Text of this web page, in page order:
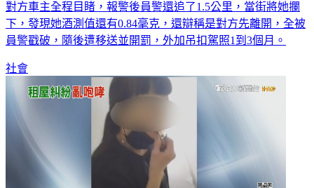
對方車主全程目睹，報警後員警還追了1.5公里，當街將她攔
下，發現她酒測值還有0.84毫克，還辯稱是對方先離開，全被
員警戳破，隨後遭移送並開罰，外加吊扣駕照1到3個月。
社會